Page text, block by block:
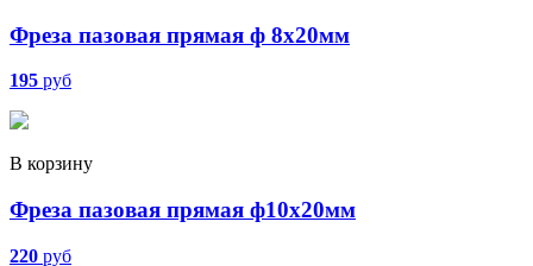
Фреза пазовая прямая ф 8х20мм
195 руб
В корзину
Фреза пазовая прямая ф10х20мм
220 руб